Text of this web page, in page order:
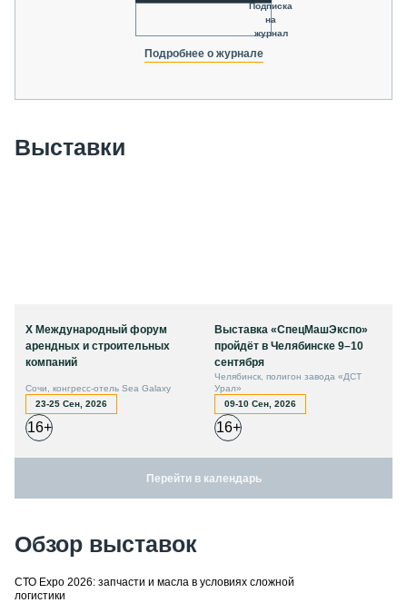
Подписка
на
журнал
Подробнее о журнале
Выставки
X Международный форум
арендных и строительных
компаний
Сочи, конгресс-отель Sea Galaxy
23-25 Сен, 2026
16+
Выставка «СпецМашЭкспо»
пройдёт в Челябинске 9–10
сентября
Челябинск, полигон завода «ДСТ
Урал»
09-10 Сен, 2026
16+
Перейти в календарь
Обзор выставок
СТО Expo 2026: запчасти и масла в условиях сложной
логистики